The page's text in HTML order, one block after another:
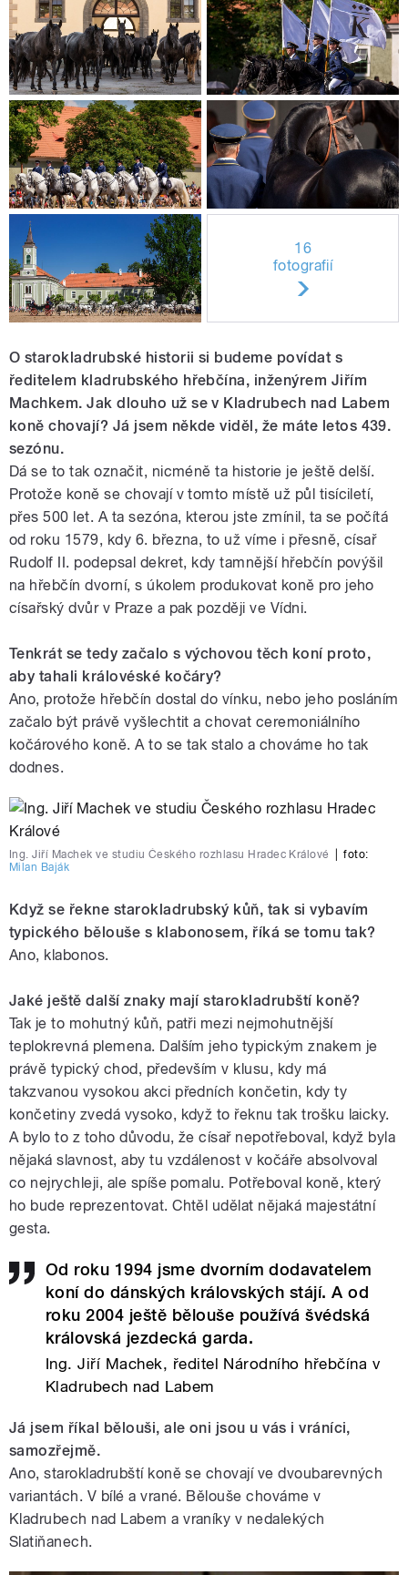
16
fotografií
O starokladrubské historii si budeme povídat s
ředitelem kladrubského hřebčína, inženýrem Jiřím
Machkem. Jak dlouho už se v Kladrubech nad Labem
koně chovají? Já jsem někde viděl, že máte letos 439.
sezónu.
Dá se to tak označit, nicméně ta historie je ještě delší.
Protože koně se chovají v tomto místě už půl tisíciletí,
přes 500 let. A ta sezóna, kterou jste zmínil, ta se počítá
od roku 1579, kdy 6. března, to už víme i přesně, císař
Rudolf II. podepsal dekret, kdy tamnější hřebčín povýšil
na hřebčín dvorní, s úkolem produkovat koně pro jeho
císařský dvůr v Praze a pak později ve Vídni.
Tenkrát se tedy začalo s výchovou těch koní proto,
aby tahali královéské kočáry?
Ano, protože hřebčín dostal do vínku, nebo jeho posláním
začalo být právě vyšlechtit a chovat ceremoniálního
kočárového koně. A to se tak stalo a chováme ho tak
dodnes.
Ing. Jiří Machek ve studiu Českého rozhlasu Hradec Králové
foto:
Milan Baják
Když se řekne starokladrubský kůň, tak si vybavím
typického bělouše s klabonosem, říká se tomu tak?
Ano, klabonos.
Jaké ještě další znaky mají starokladrubští koně?
Tak je to mohutný kůň, patři mezi nejmohutnější
teplokrevná plemena. Dalším jeho typickým znakem je
právě typický chod, především v klusu, kdy má
takzvanou vysokou akci předních končetin, kdy ty
končetiny zvedá vysoko, když to řeknu tak trošku laicky.
A bylo to z toho důvodu, že císař nepotřeboval, když byla
nějaká slavnost, aby tu vzdálenost v kočáře absolvoval
co nejrychleji, ale spíše pomalu. Potřeboval koně, který
ho bude reprezentovat. Chtěl udělat nějaká majestátní
gesta.
Od roku 1994 jsme dvorním dodavatelem
koní do dánských královských stájí. A od
roku 2004 ještě bělouše používá švédská
královská jezdecká garda.
Ing. Jiří Machek, ředitel Národního hřebčína v
Kladrubech nad Labem
Já jsem říkal bělouši, ale oni jsou u vás i vráníci,
samozřejmě.
Ano, starokladrubští koně se chovají ve dvoubarevných
variantách. V bílé a vrané. Bělouše chováme v
Kladrubech nad Labem a vraníky v nedalekých
Slatiňanech.